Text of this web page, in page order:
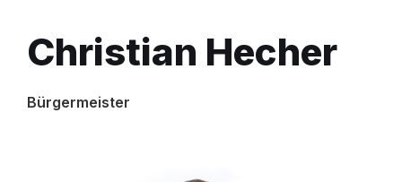
Christian Hecher
Bürgermeister